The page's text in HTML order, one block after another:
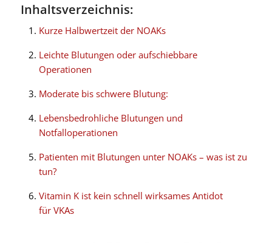
Inhaltsverzeichnis:
Kurze Halbwertzeit der NOAKs
Leichte Blutungen oder aufschiebbare
Operationen
Moderate bis schwere Blutung:
Lebensbedrohliche Blutungen und
Notfalloperationen
Patienten mit Blutungen unter NOAKs – was ist zu
tun?
Vitamin K ist kein schnell wirksames Antidot
für VKAs